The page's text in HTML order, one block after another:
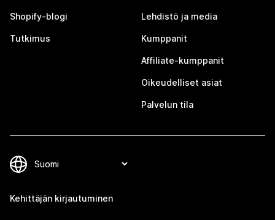
Shopify-blogi
Tutkimus
Lehdistö ja media
Kumppanit
Affiliate-kumppanit
Oikeudelliset asiat
Palvelun tila
Kehittäjän kirjautuminen